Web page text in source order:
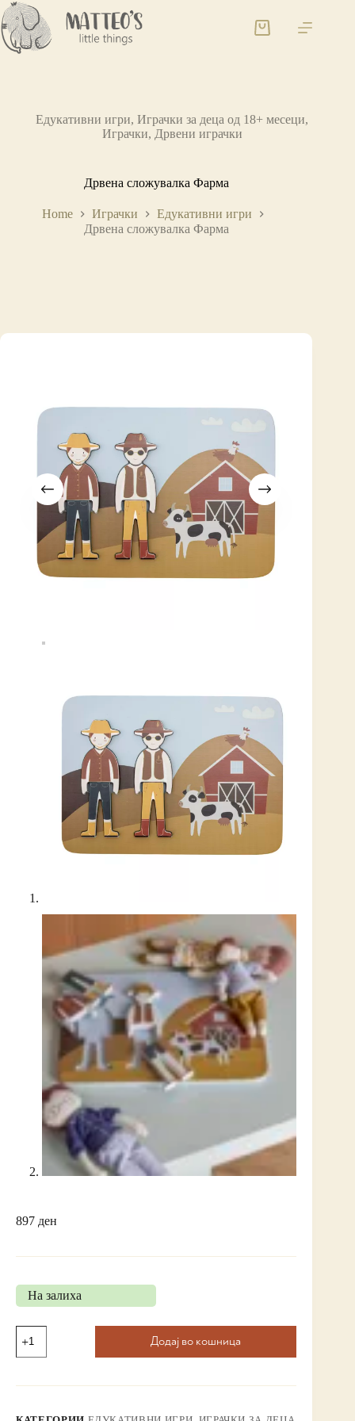
Едукативни игри,Играчки за деца од 18+ месеци,
Играчки, Дрвени играчки
Дрвена сложувалка Фарма
Home Играчки
Едукативни игри
Дрвена сложувалка Фарма
897 ден
На залиха
Додај во кошница